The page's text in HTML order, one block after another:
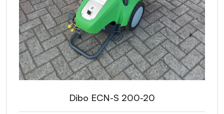
Dibo ECN-S 200-20